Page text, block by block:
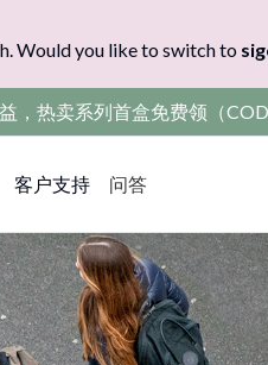
Would you like to switch to
，热卖系列首盒免费领（
客户支持 问答